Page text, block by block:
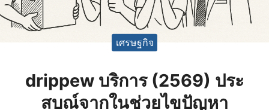
เศรษฐกิจ
drippew บริการ (2569) ประ
สบณ์จากในช่วยไขปัญหา